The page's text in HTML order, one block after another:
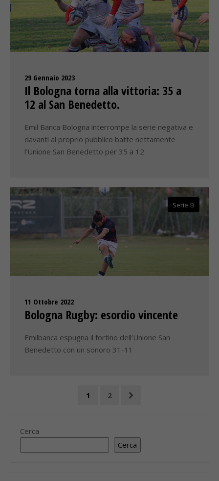
29 Gennaio 2023
Il Bologna torna alla vittoria: 35 a
12 al San Benedetto.
Emil Banca Bologna interrompe la serie negativa e
davanti al proprio pubblico batte nettamente
l’Unione San Benedetto per 35 a 12
Serie B
11 Ottobre 2022
Bologna Rugby: esordio vincente
Emilbanca espugna il fortino dell’Unione San
Benedetto con un sonoro 31-11
1 2
Cerca
Cerca